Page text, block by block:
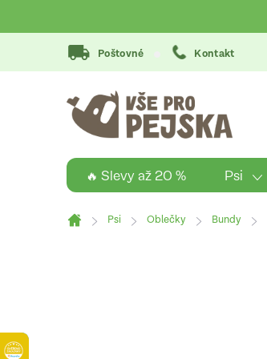
na
Poštovné Kontakt
🔥 Slevy až 20 % Psi
Domů
Psi Oblečky Bundy